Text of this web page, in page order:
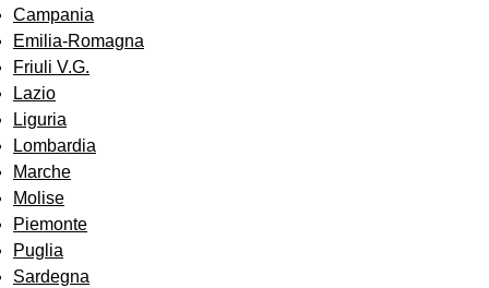
Campania
Emilia-Romagna
Friuli V.G.
Lazio
Liguria
Lombardia
Marche
Molise
Piemonte
Puglia
Sardegna